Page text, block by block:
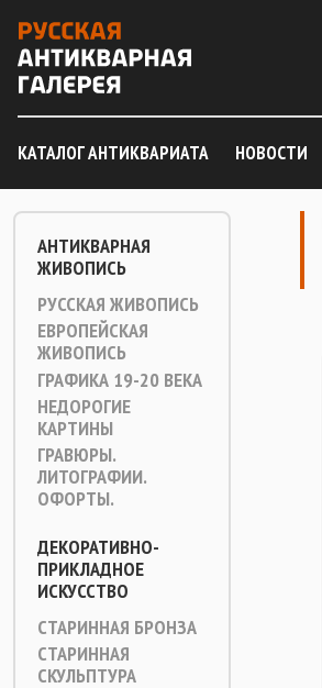
КАТАЛОГ АНТИКВАРИАТА НОВОСТИ
АНТИКВАРНАЯ
ЖИВОПИСЬ
РУССКАЯ ЖИВОПИСЬ
ЕВРОПЕЙСКАЯ
ЖИВОПИСЬ
ГРАФИКА 19-20 ВЕКА
НЕДОРОГИЕ
КАРТИНЫ
ГРАВЮРЫ.
ЛИТОГРАФИИ.
ОФОРТЫ.
ДЕКОРАТИВНО-
ПРИКЛАДНОЕ
ИСКУССТВО
СТАРИННАЯ БРОНЗА
СТАРИННАЯ
СКУЛЬПТУРА